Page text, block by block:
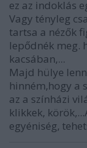
ez az indoklás
Vagy tényleg
tartsa a nézők
lepődnék meg.
kacsában,...
Majd hülye
hinném,hogy a
az a színházi
klikkek,
egyéniség,